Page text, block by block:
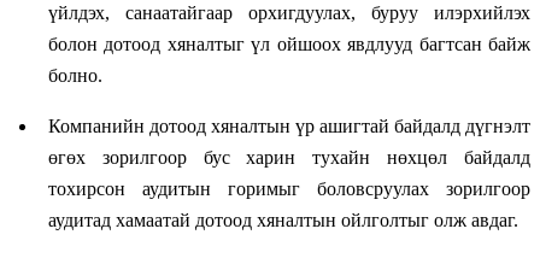
үйлдэх, санаатайгаар орхигдуулах, буруу илэрхийлэх
болон дотоод хяналтыг үл ойшоох явдлууд багтсан байж
болно.
Компанийн дотоод хяналтын үр ашигтай байдалд дүгнэлт
өгөх зорилгоор бус харин тухайн нөхцөл байдалд
тохирсон аудитын горимыг боловсруулах зорилгоор
аудитад хамаатай дотоод хяналтын ойлголтыг олж авдаг.